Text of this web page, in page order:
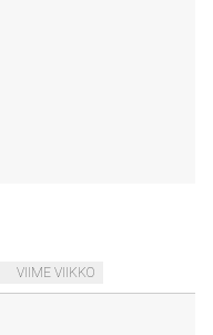
VIIME VIIKKO